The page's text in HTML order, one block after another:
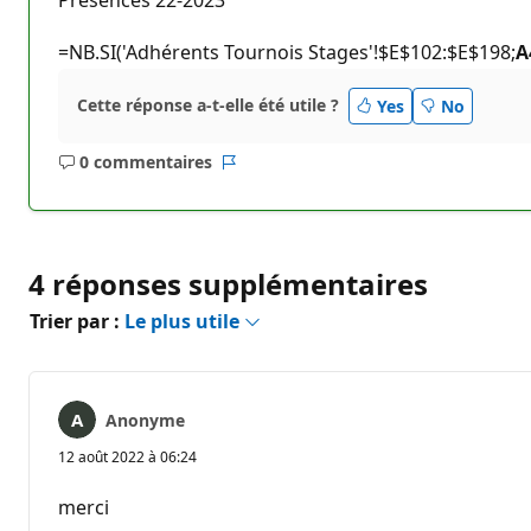
=NB.SI('Adhérents Tournois Stages'!$E$102:$E$198;
Cette réponse a-t-elle été utile ? Yes No
0 commentaires
Aucun
4 réponses supplémentaires
Trier par : Le plus utile
Anonyme
12 août 2022 à 06:24
merci